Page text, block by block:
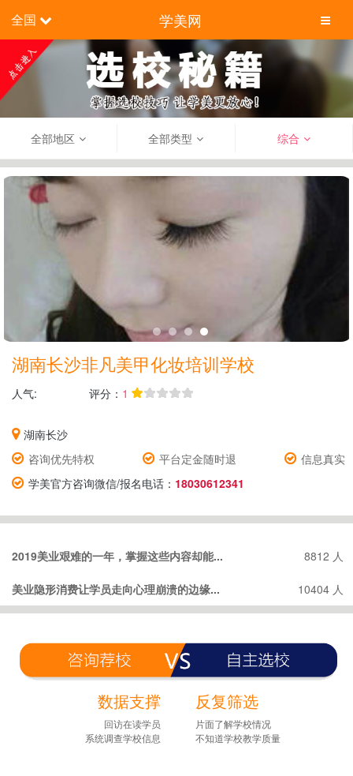
全国 学美网
全部地区 全部类型 综合
湖南长沙非凡美甲化妆培训学校
人气: 评分： 1
湖南长沙
咨询优先特权
平台定金随时退
信息真实
学美官方咨询微信/报名电话： 18030612341
2019美业艰难的一年，掌握这些内容却能... 8812 人
美业隐形消费让学员走向心理崩溃的边缘... 10404 人
数据支撑
回访在读学员
系统调查学校信息
反复筛选
片面了解学校情况
不知道学校教学质量